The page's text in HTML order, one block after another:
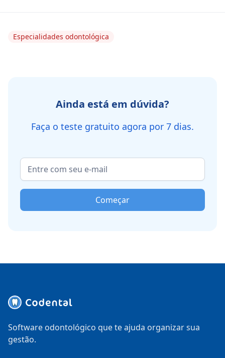
Especialidades odontológica
Ainda está em dúvida?
Faça o teste gratuito agora por 7 dias.
Começar
Software odontológico que te ajuda organizar sua
gestão.